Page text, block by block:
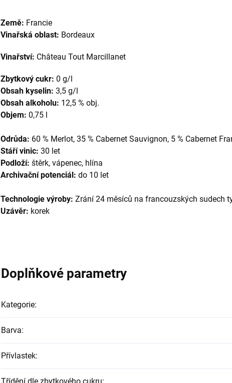
Země: Francie
Vinařská oblast: Bordeaux
Vinařství: Château Tout Marcillanet
Zbytkový cukr: 0 g/l
Obsah kyselin: 3,5 g/l
Obsah alkoholu: 12,5 % obj.
Objem: 0,75 l
Odrůda: 60 % Merlot, 35 % Cabernet Sauvignon, 5 % Cabernet
Stáří vinic: 30 let
Podloží: štěrk, vápenec, hlína
Archivační potenciál: do 10 let
Technologie výroby: Zrání 24 měsíců na francouzských sudech
Uzávěr: korek
Doplňkové parametry
Kategorie:
Barva:
Přívlastek: